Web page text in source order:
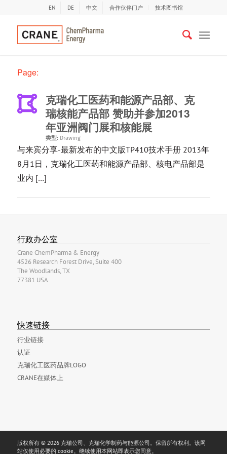
EN DE 中文 合作伙伴门户 技术图书馆
Page:
克瑞化工医药和能源产品部、克
瑞核能产品部 赞助并参加2013
年亚洲阀门展和核能展
类型: Drawing
与来宾分享-最新发布的中文版TP410技术手册 2013年
8月1日，克瑞化工医药和能源产品部、核电产品部是
业内 […]
行政办公室
Crane ChemPharma & Energy
4526 Research Forest Drive, Suite 400
The Woodlands, TX
77381 USA
快速链接
行业链接
认证
克瑞化工医药品牌LOGO
CRANE在媒体上
版权所有 © 2026 克瑞公司、克瑞化学制药与能源公司。保留所有权利。该网
站仅使用必要的 cookie。继续使用本网站即表示您同意。